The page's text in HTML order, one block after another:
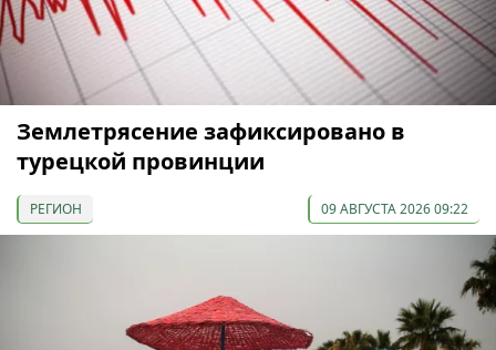
Землетрясение зафиксировано в
турецкой провинции
РЕГИОН 09 АВГУСТА 2026 09:22